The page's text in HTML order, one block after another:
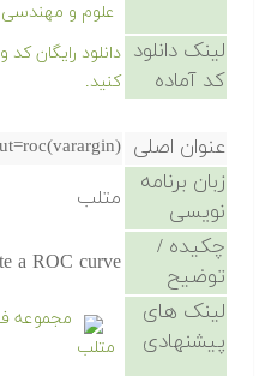
علوم و مهندسی
لینک دانلود
کد آماده
کنید.
عنوان اصلی
زبان برنامه
نویسی
متلب
چکیده /
توضیح
a ROC curve
لینک های
پیشنهادی
مجموعه
متلب